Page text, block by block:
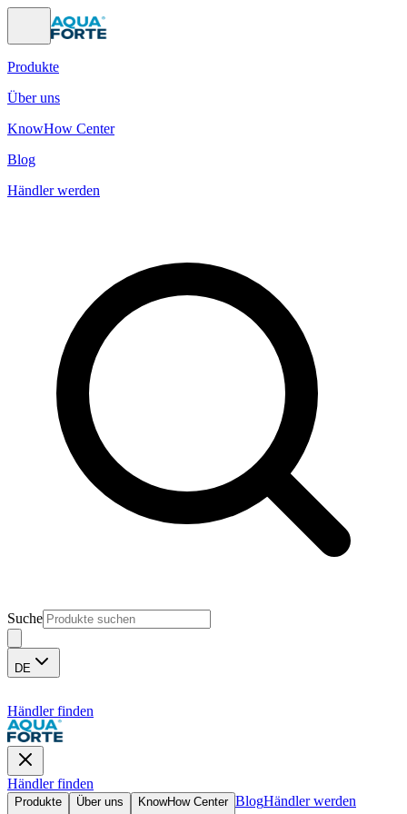
Produkte
Über uns
KnowHow Center
Blog
Händler werden
Suche
DE
Händler finden
Händler finden
Produkte Über uns KnowHow Center BlogHändler werden